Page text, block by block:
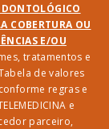
COBERTURA OU
E/OU
tratamentos e
de valores
regras e
e
parceiro,